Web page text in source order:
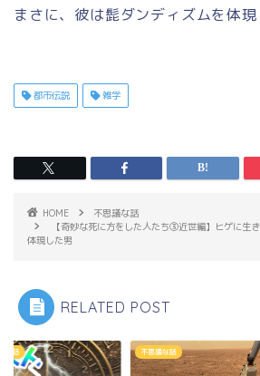
まさに、彼は髭ダンディズムを体現
都市伝説 雑学
HOME
不思議な話
【奇妙な死に方をした人たち③近世編】ヒゲに生
体現した男
RELATED POST
な話 不思議な話